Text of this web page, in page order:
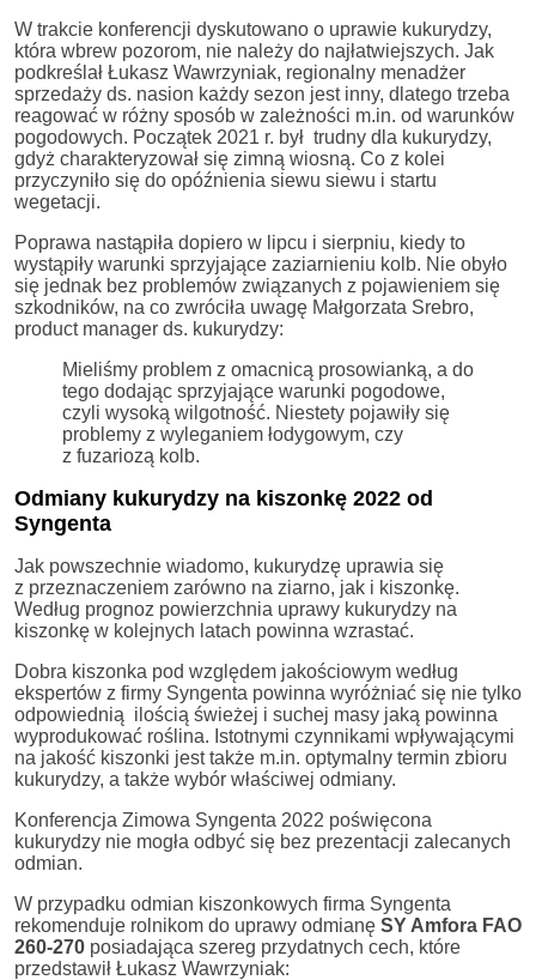
W trakcie konferencji dyskutowano o uprawie kukurydzy,
która wbrew pozorom, nie należy do najłatwiejszych. Jak
podkreślał Łukasz Wawrzyniak, regionalny menadżer
sprzedaży ds. nasion każdy sezon jest inny, dlatego trzeba
reagować w różny sposób w zależności m.in. od warunków
pogodowych. Początek 2021 r. był trudny dla kukurydzy,
gdyż charakteryzował się zimną wiosną. Co z kolei
przyczyniło się do opóźnienia siewu siewu i startu
wegetacji.
Poprawa nastąpiła dopiero w lipcu i sierpniu, kiedy to
wystąpiły warunki sprzyjające zaziarnieniu kolb. Nie obyło
się jednak bez problemów związanych z pojawieniem się
szkodników, na co zwróciła uwagę Małgorzata Srebro,
product manager ds. kukurydzy:
Mieliśmy problem z omacnicą prosowianką, a do
tego dodając sprzyjające warunki pogodowe,
czyli wysoką wilgotność. Niestety pojawiły się
problemy z wyleganiem łodygowym, czy
z fuzariozą kolb.
Odmiany kukurydzy na kiszonkę 2022 od
Syngenta
Jak powszechnie wiadomo, kukurydzę uprawia się
z przeznaczeniem zarówno na ziarno, jak i kiszonkę.
Według prognoz powierzchnia uprawy kukurydzy na
kiszonkę w kolejnych latach powinna wzrastać.
Dobra kiszonka pod względem jakościowym według
ekspertów z firmy Syngenta powinna wyróżniać się nie tylko
odpowiednią ilością świeżej i suchej masy jaką powinna
wyprodukować roślina. Istotnymi czynnikami wpływającymi
na jakość kiszonki jest także m.in. optymalny termin zbioru
kukurydzy, a także wybór właściwej odmiany.
Konferencja Zimowa Syngenta 2022 poświęcona
kukurydzy nie mogła odbyć się bez prezentacji zalecanych
odmian.
W przypadku odmian kiszonkowych firma Syngenta
rekomenduje rolnikom do uprawy odmianę SY Amfora FAO
260-270 posiadająca szereg przydatnych cech, które
przedstawił Łukasz Wawrzyniak: